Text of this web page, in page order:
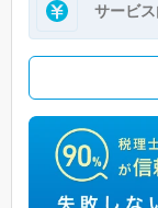
サービ